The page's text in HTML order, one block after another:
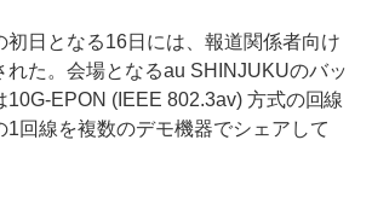
日となる16日には、報道関係者向け
れた。会場となるau SHINJUKUのバッ
10G-EPON (IEEE 802.3av) 方式の回線
1回線を複数のデモ機器でシェアして